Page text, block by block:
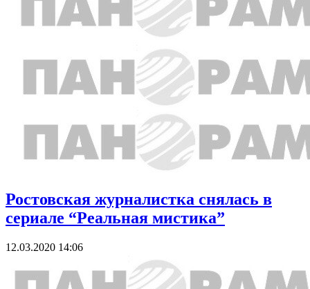
Ростовская журналистка снялась в
сериале “Реальная мистика”
12.03.2020 14:06